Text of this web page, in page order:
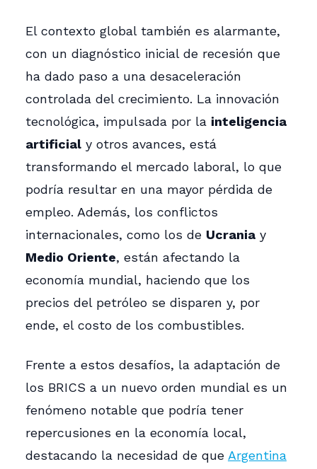
El contexto global también es alarmante,
con un diagnóstico inicial de recesión que
ha dado paso a una desaceleración
controlada del crecimiento. La innovación
tecnológica, impulsada por la inteligencia
artificial y otros avances, está
transformando el mercado laboral, lo que
podría resultar en una mayor pérdida de
empleo. Además, los conflictos
internacionales, como los de Ucrania y
Medio Oriente, están afectando la
economía mundial, haciendo que los
precios del petróleo se disparen y, por
ende, el costo de los combustibles.
Frente a estos desafíos, la adaptación de
los BRICS a un nuevo orden mundial es un
fenómeno notable que podría tener
repercusiones en la economía local,
destacando la necesidad de que Argentina